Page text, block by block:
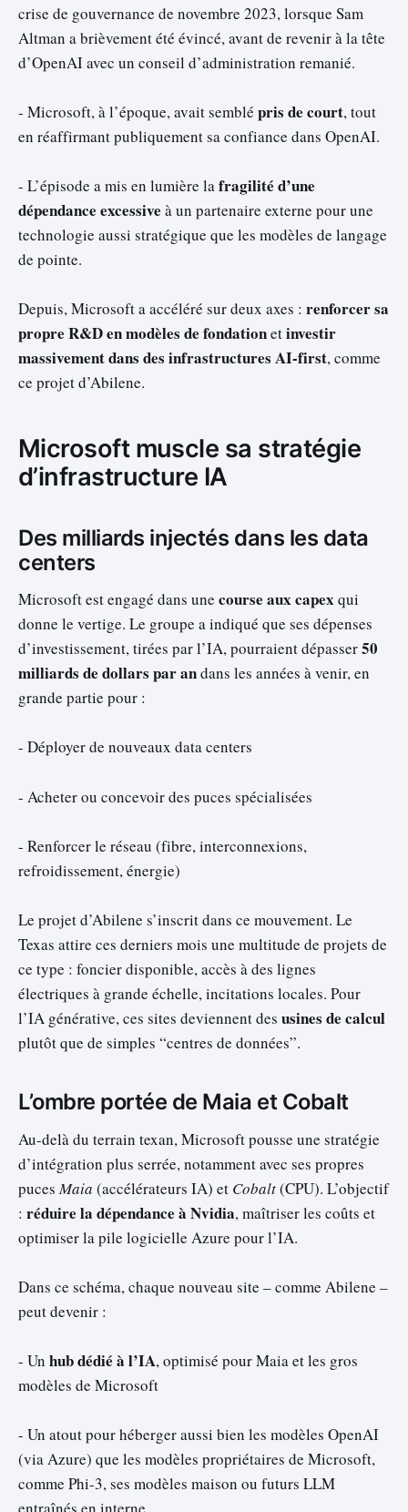
crise de gouvernance de novembre 2023, lorsque Sam
Altman a brièvement été évincé, avant de revenir à la tête
d’OpenAI avec un conseil d’administration remanié.
- Microsoft, à l’époque, avait semblé pris de court, tout
en réaffirmant publiquement sa confiance dans OpenAI.
- L’épisode a mis en lumière lafragilité d’une
dépendance excessive à un partenaire externe pour une
technologie aussi stratégique que les modèles de langage
de pointe.
Depuis, Microsoft a accéléré sur deux axes : renforcer sa
propre R&D en modèles de fondationetinvestir
massivement dans des infrastructures AI-first, comme
ce projet d’Abilene.
Microsoft muscle sa stratégie
d’infrastructure IA
Des milliards injectés dans les data
centers
Microsoft est engagé dans une course aux capexqui
donne le vertige. Le groupe a indiqué que ses dépenses
d’investissement, tirées par l’IA, pourraient dépasser50
milliards de dollars par andans les années à venir, en
grande partie pour :
- Déployer de nouveaux data centers
- Acheter ou concevoir des puces spécialisées
- Renforcer le réseau (fibre, interconnexions,
refroidissement, énergie)
Le projet d’Abilene s’inscrit dans ce mouvement. Le
Texas attire ces derniers mois une multitude de projets de
ce type : foncier disponible, accès à des lignes
électriques à grande échelle, incitations locales. Pour
l’IA générative, ces sites deviennent des usines de calcul
plutôt que de simples “centres de données”.
L’ombre portée de Maia et Cobalt
Au-delà du terrain texan, Microsoft pousse une stratégie
d’intégration plus serrée, notamment avec ses propres
pucesMaia (accélérateurs IA) et Cobalt(CPU). L’objectif
: réduire la dépendance à Nvidia, maîtriser les coûts et
optimiser la pile logicielle Azure pour l’IA.
Dans ce schéma, chaque nouveau site – comme Abilene –
peut devenir :
- Un hub dédié à l’IA, optimisé pour Maia et les gros
modèles de Microsoft
- Un atout pour héberger aussi bien les modèles OpenAI
(via Azure) que les modèles propriétaires de Microsoft,
comme Phi-3, ses modèles maison ou futurs LLM